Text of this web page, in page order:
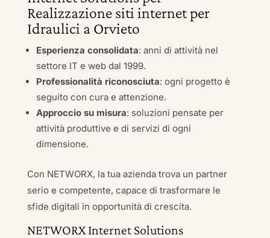
Realizzazione siti internet per
Idraulici a Orvieto
Esperienza consolidata: anni di attività nel
settore IT e web dal 1999.
Professionalità riconosciuta: ogni progetto è
seguito con cura e attenzione.
Approccio su misura: soluzioni pensate per
attività produttive e di servizi di ogni
dimensione.
Con NETWORX, la tua azienda trova un partner
serio e competente, capace di trasformare le
sfide digitali in opportunità di crescita.
NETWORX Internet Solutions